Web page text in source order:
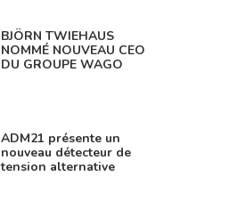
BJÖRN TWIEHAUS
NOMMÉ NOUVEAU CEO
DU GROUPE WAGO
ADM21 présente un
nouveau détecteur de
tension alternative